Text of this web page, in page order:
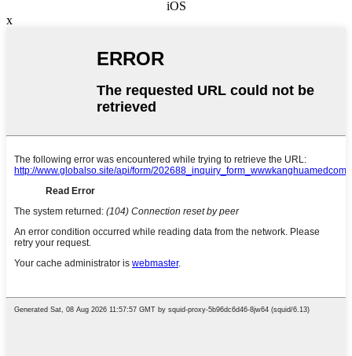
iOS
x